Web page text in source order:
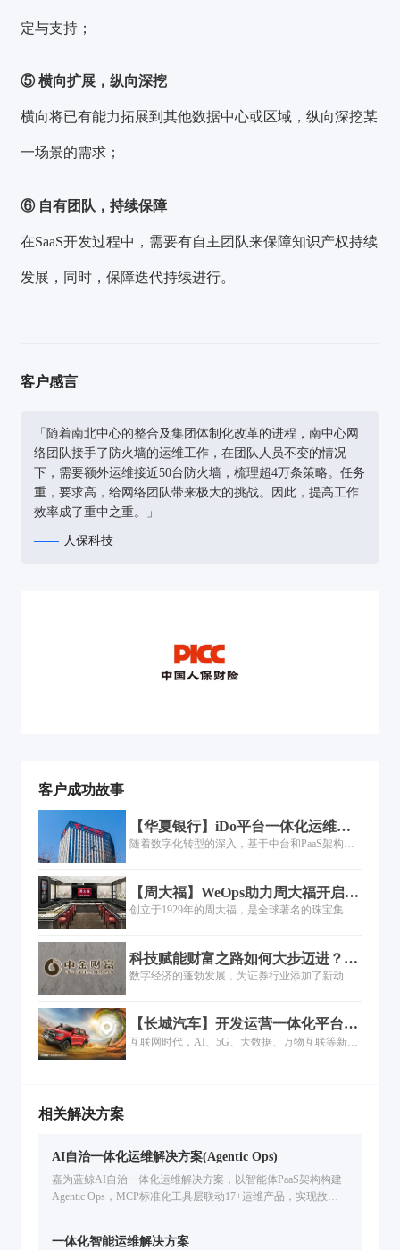
定与支持；
⑤ 横向扩展，纵向深挖
横向将已有能力拓展到其他数据中心或区域，纵向深挖某
一场景的需求；
⑥ 自有团队，持续保障
在SaaS开发过程中，需要有自主团队来保障知识产权持续
发展，同时，保障迭代持续进行。
客户感言
「随着南北中心的整合及集团体制化改革的进程，南中心网
络团队接手了防火墙的运维工作，在团队人员不变的情况
下，需要额外运维接近50台防火墙，梳理超4万条策略。任务
重，要求高，给网络团队带来极大的挑战。因此，提高工作
效率成了重中之重。」
人保科技
客户成功故事
【华夏银行】iDo平台一体化运维的
落地过程
随着数字化转型的深入，基于中台和PaaS架构的
进行中台化整合、工具场景如何联动，是个复杂
而庞大的工程......
【周大福】WeOps助力周大福开启IT
运维数字化转型之路
创立于1929年的周大福，是全球著名的珠宝集
控，监控范围增加了操作系统、数据库、中间
件、虚拟化、云平台、基础应用等维度，运维人
科技赋能财富之路如何大步迈进？
——中金财富研发转型升级之道
数字经济的蓬勃发展，为证券行业添加了新动
能。在数字经济大势下，证券行业纷纷加大了IT
建设投入，并提出数字化转型的战略。
【长城汽车】开发运营一体化平台落
地，车企深化数字化转型！
互联网时代，AI、5G、大数据、万物互联等新技
服务与技术支持的影响。
相关解决方案
AI自治一体化运维解决方案(Agentic Ops)
嘉为蓝鲸AI自治一体化运维解决方案，以智能体PaaS架构构建
Agentic Ops，MCP标准化工具层联动17+运维产品，实现故障
一体化智能运维解决方案